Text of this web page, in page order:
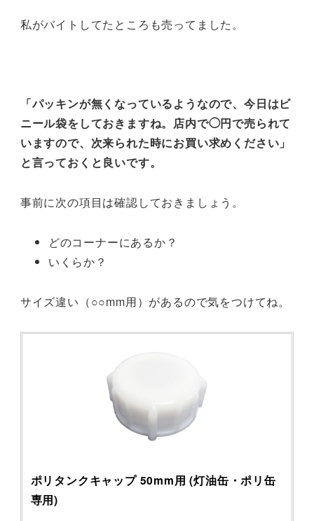
私がバイトしてたところも売ってました。
「パッキンが無くなっているようなので、今日はビ
ニール袋をしておきますね。店内で◯円で売られて
いますので、次来られた時にお買い求めください」
と言っておくと良いです。
事前に次の項目は確認しておきましょう。
どのコーナーにあるか？
いくらか？
サイズ違い（○○mm用）があるので気をつけてね。
ポリタンクキャップ 50mm用 (灯油缶・ポリ缶
専用)